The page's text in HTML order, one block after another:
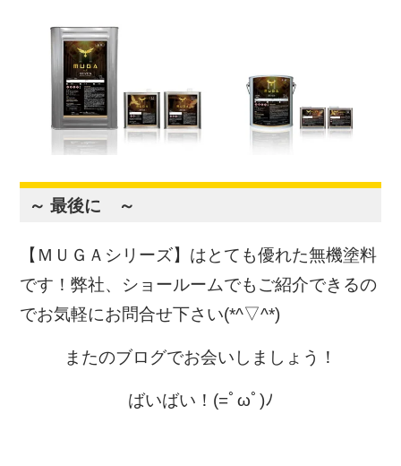
～ 最後に ～
【ＭＵＧＡシリーズ】はとても優れた無機塗料
です！弊社、ショールームでもご紹介できるの
でお気軽にお問合せ下さい(*^▽^*)
またのブログでお会いしましょう！
ばいばい！(=ﾟωﾟ)ﾉ